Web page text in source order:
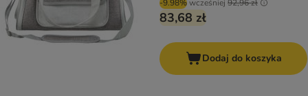
-9.98%wcześniej 92,96 zł
83,68 zł
Dodaj do koszyka